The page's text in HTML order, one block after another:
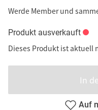
Werde Member und
Produkt ausverkauft
Dieses Produkt ist aktuell
In
Auf